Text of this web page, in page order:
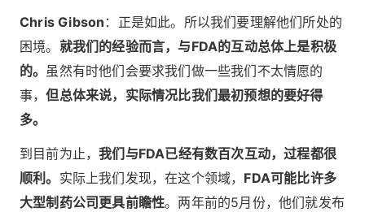
Chris Gibson ：正是如此。所以我们要理解他们所处的
困境。 就我们的经验而言，与FDA的互动总体上是积极
的。 虽然有时他们会要求我们做一些我们不太情愿的
事，但总体来说，实际情况比我们最初预想的要好得
多。
到目前为止，我们与FDA已经有数百次互动，过程都很
顺利。 实际上我们发现，在这个领域， FDA可能比许多
大型制药公司更具前瞻性。两年前的5月份，他们就发布